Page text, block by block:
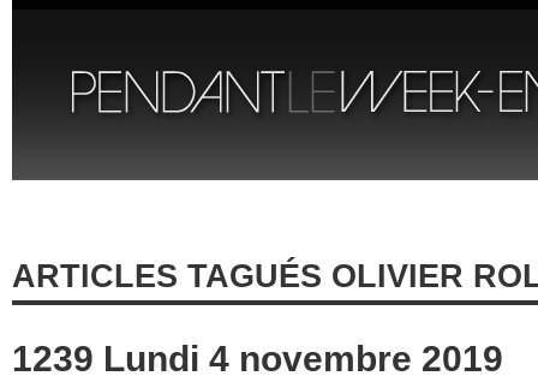
ARTICLES TAGUÉS OLIVIER
1239 Lundi 4 novembre 2019